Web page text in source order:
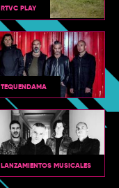
RTVC PLAY
TEQUENDAMA
LANZAMIENTOS MUSICALES